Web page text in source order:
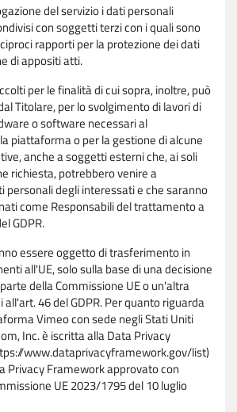
del servizio i dati personali
con soggetti terzi con i quali sono
rapporti per la protezione dei dati
di appositi atti.
per le finalità di cui sopra, inoltre, può
Titolare, per lo svolgimento di lavori di
o software necessari al
piattaforma o per la gestione di alcune
anche a soggetti esterni che, ai soli
richiesta, potrebbero venire a
personali degli interessati e che saranno
come Responsabili del trattamento a
GDPR.
essere oggetto di trasferimento in
all'UE, solo sulla base di una decisione
della Commissione UE o un'altra
all'art. 46 del GDPR. Per quanto riguarda
Vimeo con sede negli Stati Uniti
Inc. è iscritta alla Data Privacy
www.dataprivacyframework.gov/list)
Privacy Framework approvato con
UE 2023/1795 del 10 luglio